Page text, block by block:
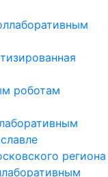
роботам
региона